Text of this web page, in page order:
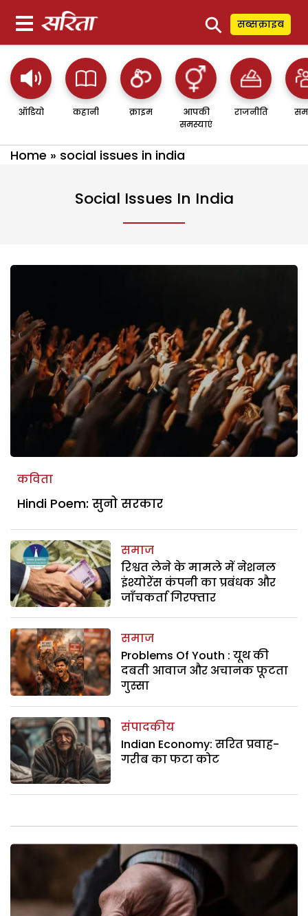
⚲ सब्सक्राइब
ऑडियो कहानी क्राइम
आपकी
समस्याएं
राजनीति
Home » social issues in india
Social Issues In India
कविता
Hindi Poem: सुनो सरकार
समाज
रिश्वत लेने के मामले में नेशनल
इंश्योरेंस कंपनी का प्रबंधक और
जाँचकर्ता गिरफ्तार
समाज
Problems Of Youth : यूथ की
दबती आवाज और अचानक फूटता
गुस्सा
संपादकीय
Indian Economy: सरित प्रवाह-
गरीब का फटा कोट